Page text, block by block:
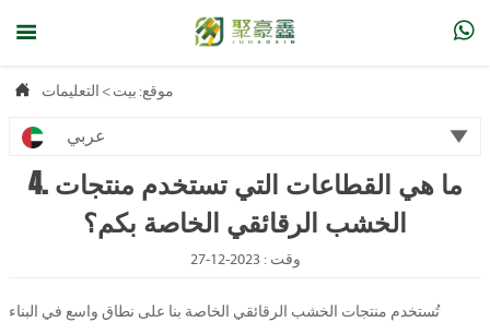
 
 موقع: بيت > التعليمات
عربي 
4. ما هي القطاعات التي تستخدم منتجات
الخشب الرقائقي الخاصة بكم؟
وقت : 2023-12-27
تُستخدم منتجات الخشب الرقائقي الخاصة بنا على نطاق واسع في البناء